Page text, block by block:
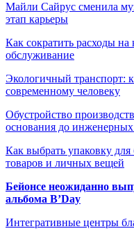
Майли Сайрус сменила
этап карьеры
Как сократить расходы на
обслуживание
Экологичный транспорт:
современному человеку
Обустройство
основания до
Как выбрать упаковку
товаров и личных вещей
Бейонсе неожиданно
альбома B’Day
Интегративные центры